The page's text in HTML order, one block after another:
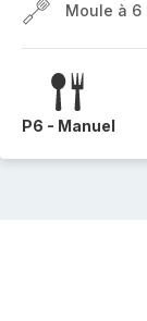
Moule à 6
P6 - Manuel